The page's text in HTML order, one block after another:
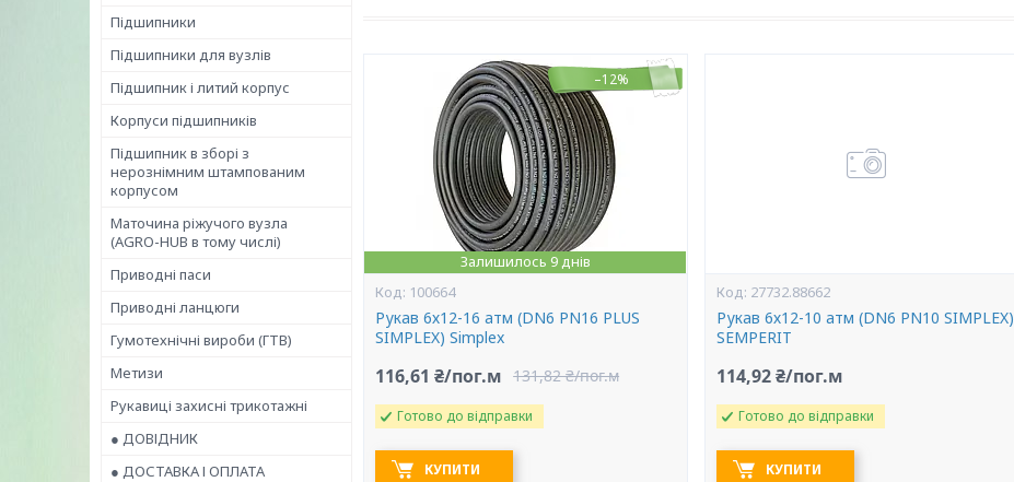
Підшипники
Підшипники для вузлів
Підшипник і литий корпус
Корпуси підшипників
Підшипник в зборі з
нерознімним штампованим
корпусом
Маточина ріжучого вузла
(AGRO-HUB в тому числі)
Приводні паси
Приводні ланцюги
Гумотехнічні вироби (ГТВ)
Метизи
Рукавиці захисні трикотажні
● ДОВІДНИК
● ДОСТАВКА І ОПЛАТА
–12%
Залишилось 9 днів
100664
Рукав 6х12-16 атм (DN6 PN16 PLUS
SIMPLEX) Simplex
116,61 ₴/пог.м 131,82 ₴/пог.м
Готово до відправки
КУПИТИ
27732.88662
Рукав 6х12-10 атм (DN6 PN10 SIMPLEX)
SEMPERIT
114,92 ₴/пог.м
Готово до відправки
КУПИТИ